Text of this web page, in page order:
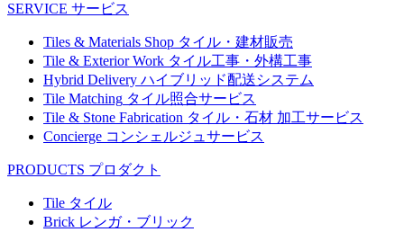
SERVICE サービス
Tiles & Materials Shop タイル・建材販売
Tile & Exterior Work タイル工事・外構工事
Hybrid Delivery ハイブリッド配送システム
Tile Matching タイル照合サービス
Tile & Stone Fabrication タイル・石材 加工サービス
Concierge コンシェルジュサービス
PRODUCTS プロダクト
Tile タイル
Brick レンガ・ブリック